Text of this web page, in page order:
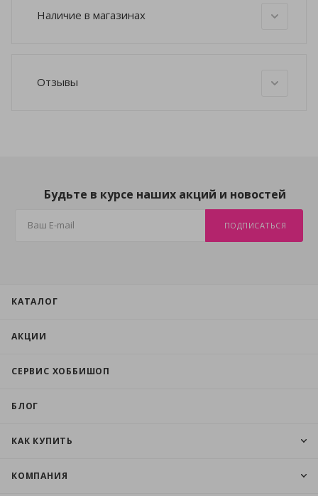
Наличие в магазинах
Отзывы
Будьте в курсе наших акций и новостей
ПОДПИСАТЬСЯ
КАТАЛОГ
АКЦИИ
СЕРВИС ХОББИШОП
БЛОГ
КАК КУПИТЬ
КОМПАНИЯ